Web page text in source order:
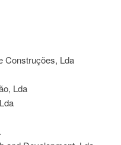
Construções, Lda
Lda